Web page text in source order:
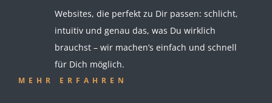
Websites, die perfekt zu Dir passen: schlicht,
intuitiv und genau das, was Du wirklich
brauchst – wir machen’s einfach und schnell
für Dich möglich.
MEHR ERFAHREN